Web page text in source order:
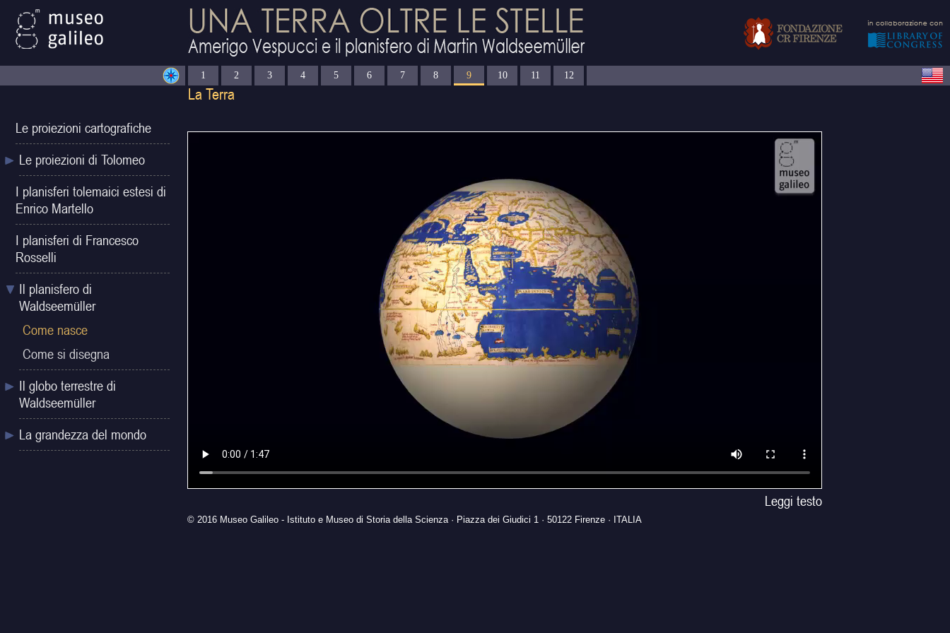
1 2 3 4 5 6 7 8 9 10 11 12
Le proiezioni cartografiche
Le proiezioni di Tolomeo
I planisferi tolemaici estesi di
Enrico Martello
I planisferi di Francesco
Rosselli
Il planisfero di
Waldseemüller
Come nasce
Come si disegna
Il globo terrestre di
Waldseemüller
La grandezza del mondo
Leggi testo
© 2016 Museo Galileo - Istituto e Museo di Storia della Scienza · Piazza dei Giudici 1 · 50122 Firenze · ITALIA